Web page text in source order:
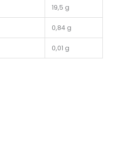
19,5 g
0,84 g
0,01 g